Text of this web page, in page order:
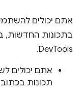
אתם יכולים
בתכונות החדשות,
DevTools.
אתם יכולים
תכונות